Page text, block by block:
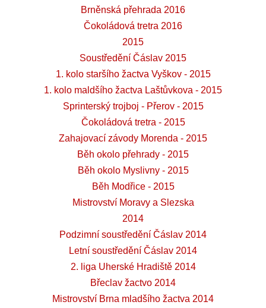
Brněnská přehrada 2016
Čokoládová tretra 2016
2015
Soustředění Čáslav 2015
1. kolo staršího žactva Vyškov - 2015
1. kolo maldšího žactva Laštůvkova - 2015
Sprinterský trojboj - Přerov - 2015
Čokoládová tretra - 2015
Zahajovací závody Morenda - 2015
Běh okolo přehrady - 2015
Běh okolo Myslivny - 2015
Běh Modřice - 2015
Mistrovství Moravy a Slezska
2014
Podzimní soustředění Čáslav 2014
Letní soustředění Čáslav 2014
2. liga Uherské Hradiště 2014
Břeclav žactvo 2014
Mistrovství Brna mladšího žactva 2014